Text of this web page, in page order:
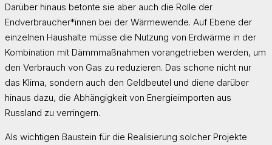
Darüber hinaus betonte sie aber auch die Rolle der
Endverbraucher*innen bei der Wärmewende. Auf Ebene der
einzelnen Haushalte müsse die Nutzung von Erdwärme in der
Kombination mit Dämmmaßnahmen vorangetrieben werden, um
den Verbrauch von Gas zu reduzieren. Das schone nicht nur
das Klima, sondern auch den Geldbeutel und diene darüber
hinaus dazu, die Abhängigkeit von Energieimporten aus
Russland zu verringern.
Als wichtigen Baustein für die Realisierung solcher Projekte